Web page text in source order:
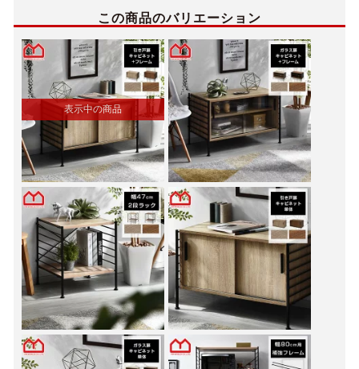
この商品のバリエーション
表示中の商品